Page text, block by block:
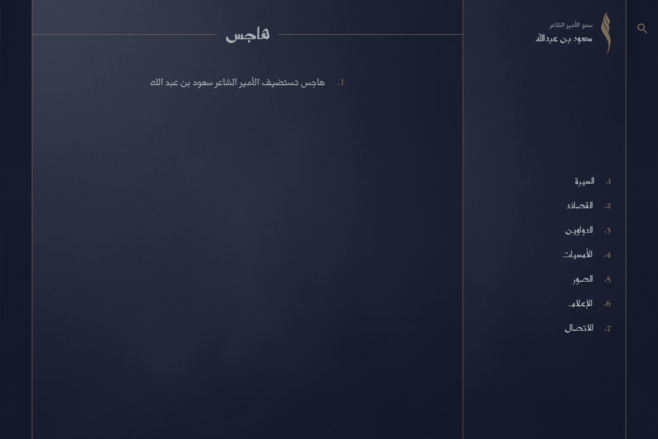
سمو الأمير الشاعر
سعود بن عبدالله
السيرة
القصائد
الدواوين
الأمسيات
الصور
الإعلام
الاتصال
هاجس
هاجس تستضيف الأمير الشاعر سعود بن عبد الله